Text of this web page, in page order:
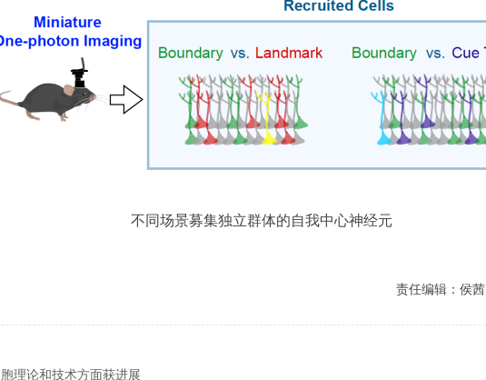
不同场景募集独立群体的自我中心神经元
责任编辑：侯茜
理论和技术方面获进展